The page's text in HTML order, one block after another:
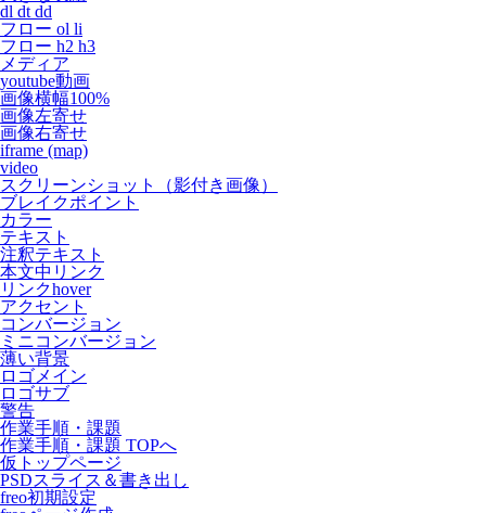
dl dt dd
フロー ol li
フロー h2 h3
メディア
youtube動画
画像横幅100%
画像左寄せ
画像右寄せ
iframe (map)
video
スクリーンショット（影付き画像）
ブレイクポイント
カラー
テキスト
注釈テキスト
本文中リンク
リンクhover
アクセント
コンバージョン
ミニコンバージョン
薄い背景
ロゴメイン
ロゴサブ
警告
作業手順・課題
作業手順・課題 TOPへ
仮トップページ
PSDスライス＆書き出し
freo初期設定